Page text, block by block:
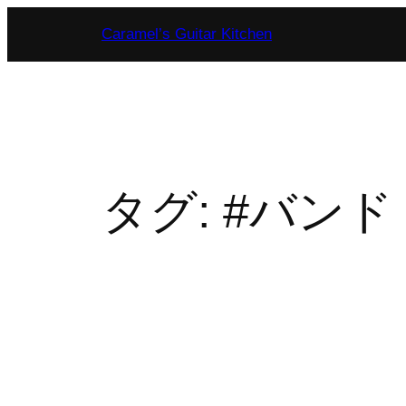
を
Caramel’s Guitar Kitchen
タグ: #バンド